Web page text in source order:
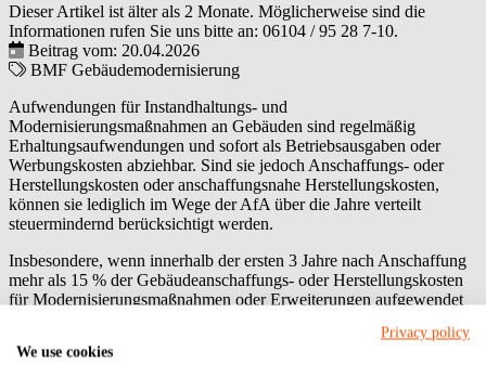
Dieser Artikel ist älter als 2 Monate. Möglicherweise sind die
Informationen rufen Sie uns bitte an: 06104 / 95 28 7-10.
Beitrag vom: 20.04.2026
BMF Gebäudemodernisierung
Aufwendungen für Instandhaltungs- und
Modernisierungsmaßnahmen an Gebäuden sind regelmäßig
Erhaltungsaufwendungen und sofort als Betriebsausgaben oder
Werbungskosten abziehbar. Sind sie jedoch Anschaffungs- oder
Herstellungskosten oder anschaffungsnahe Herstellungskosten,
können sie lediglich im Wege der AfA über die Jahre verteilt
steuermindernd berücksichtigt werden.
Insbesondere, wenn innerhalb der ersten 3 Jahre nach Anschaffung
mehr als 15 % der Gebäudeanschaffungs- oder Herstellungskosten
für Modernisierungsmaßnahmen oder Erweiterungen aufgewendet
Privacy policy
We use cookies